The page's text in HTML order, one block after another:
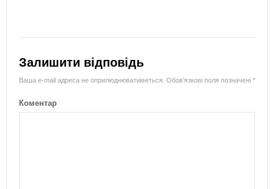
Залишити відповідь
Ваша e-mail адреса не оприлюднюватиметься. Обов’язкові поля позначені *
Коментар